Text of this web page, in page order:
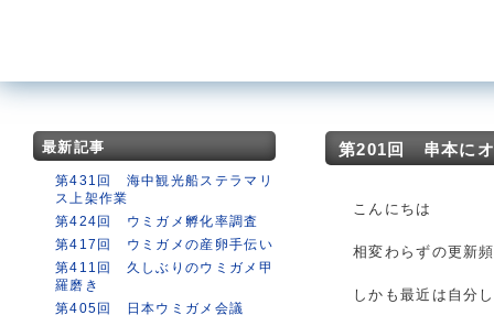
最新記事
第431回 海中観光船ステラマリ
ス上架作業
第424回 ウミガメ孵化率調査
第417回 ウミガメの産卵手伝い
第411回 久しぶりのウミガメ甲
羅磨き
第405回 日本ウミガメ会議
第201回 串本に
こんにちは
相変わらずの更新
しかも最近は自分